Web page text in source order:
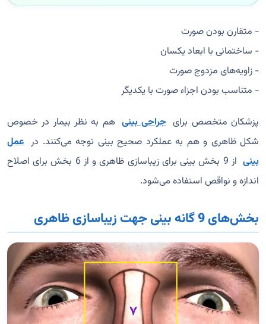
- متقارن بودن صورت
- ساختمانی با ابعاد یکسان
- زاویه‌های مزدوج صورت
- متناسب بودن اجزاء صورت با یکدیگر
پزشکان متخصص برای جراحی بینی هم به نظر بیمار در خصوص
شکل ظاهری و هم به عملکرد صحیح بینی توجه می‌کنند. در عمل
بینی
از 9 بخش بینی برای زیباسازی ظاهری و از 6 بخش برای اصلاح
اندازه و نواقص استفاده می‌شود.
بخش‌های 9 گانه بینی جهت زیباسازی ظاهری